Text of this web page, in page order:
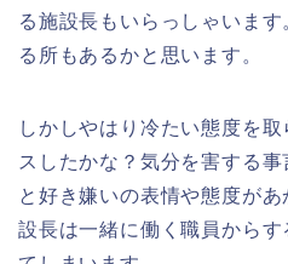
る施設長もいらっしゃいま
る所もあるかと思います。
しかしやはり冷たい態度を
スしたかな？気分を害する事
と好き嫌いの表情や態度が
設長は一緒に働く職員から